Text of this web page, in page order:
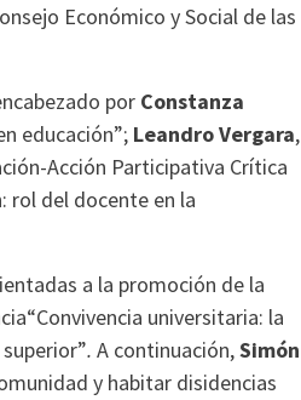
Económico y Social de las
por Constanza
educación”; Leandro Vergara,
Acción Participativa Crítica
rol del docente en la
a la promoción de la
universitaria: la
. A continuación,Simón
y habitar disidencias